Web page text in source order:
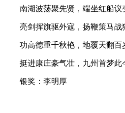
南湖波荡聚先贤，端坐红船议
亮剑挥旗驱外寇，扬鞭策马战
功高德重千秋艳，地覆天翻百
挺进康庄豪气壮，九州首梦此
银奖：李明厚